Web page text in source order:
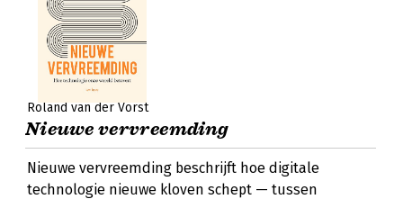
Roland van der Vorst
Nieuwe vervreemding
Nieuwe vervreemding beschrijft hoe digitale
technologie nieuwe kloven schept — tussen